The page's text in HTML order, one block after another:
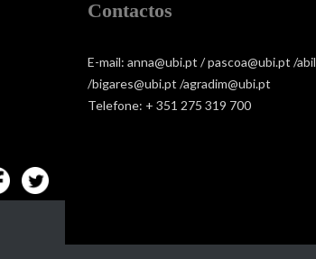
Contactos
E-mail: anna@ubi.pt / pascoa@ubi.pt /
/bigares@ubi.pt /agradim@ubi.pt
Telefone: + 351 275 319 700